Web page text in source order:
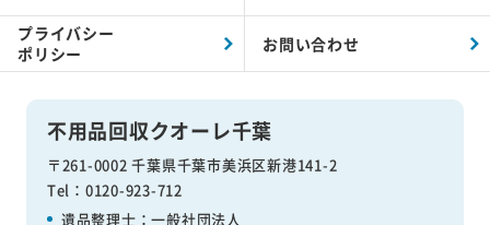
不用品回収クオーレ千葉
〒261-0002 千葉県千葉市美浜区新港141-2
Tel：0120-923-712
遺品整理士：一般社団法人
プライバシー
ポリシー
お問い合わせ